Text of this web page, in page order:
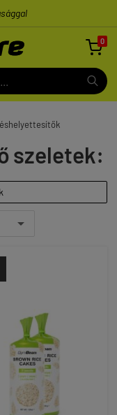
0

szeletek: